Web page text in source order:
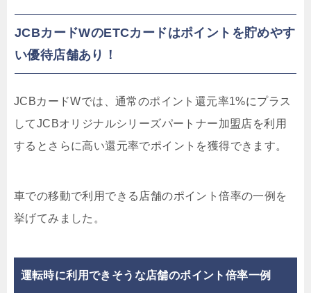
JCBカードWのETCカードはポイントを貯めやす
い優待店舗あり！
JCBカードWでは、通常のポイント還元率1%にプラス
してJCBオリジナルシリーズパートナー加盟店を利用
するとさらに高い還元率でポイントを獲得できます。
車での移動で利用できる店舗のポイント倍率の一例を
挙げてみました。
運転時に利用できそうな店舗のポイント倍率一例